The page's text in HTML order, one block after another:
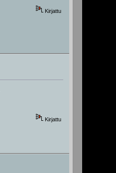
Kirjattu
Kirjattu